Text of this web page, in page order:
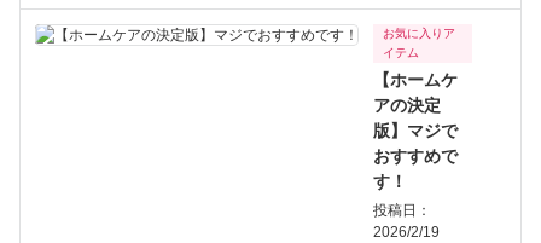
お気に入りア
イテム
【ホームケ
アの決定
版】マジで
おすすめで
す！
投稿日：
2026/2/19